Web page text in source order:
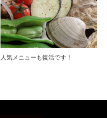
人気メニューも復活です！